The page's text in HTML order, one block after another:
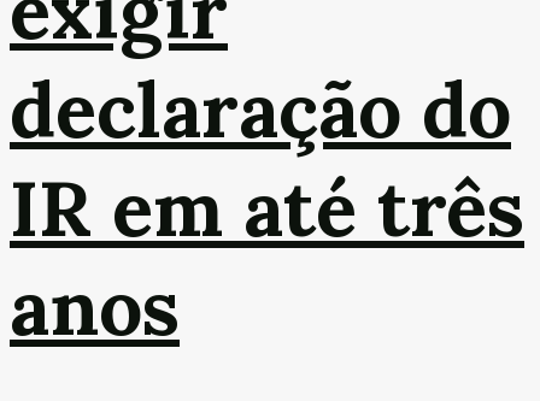
declaração do
IR em até três
anos